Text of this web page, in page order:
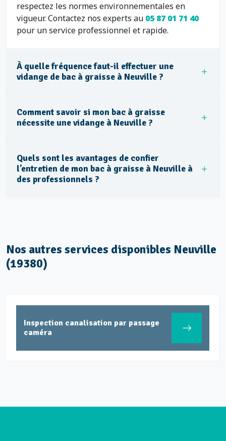
respectez les normes environnementales en
vigueur. Contactez nos experts au 05 87 01 71 40
pour un service professionnel et rapide.
À quelle fréquence faut-il effectuer une
vidange de bac à graisse à Neuville ?
Comment savoir si mon bac à graisse
nécessite une vidange à Neuville ?
Quels sont les avantages de confier
l’entretien de mon bac à graisse à Neuville à
des professionnels ?
Nos autres services disponibles Neuville
(19380)
Inspection canalisation par passage
caméra